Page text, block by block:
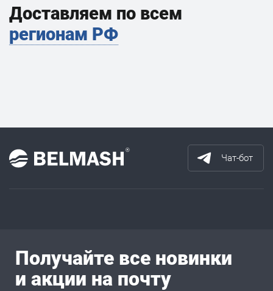
Доставляем по всем
регионам РФ
Чат-бот
Получайте все новинки
и акции на почту